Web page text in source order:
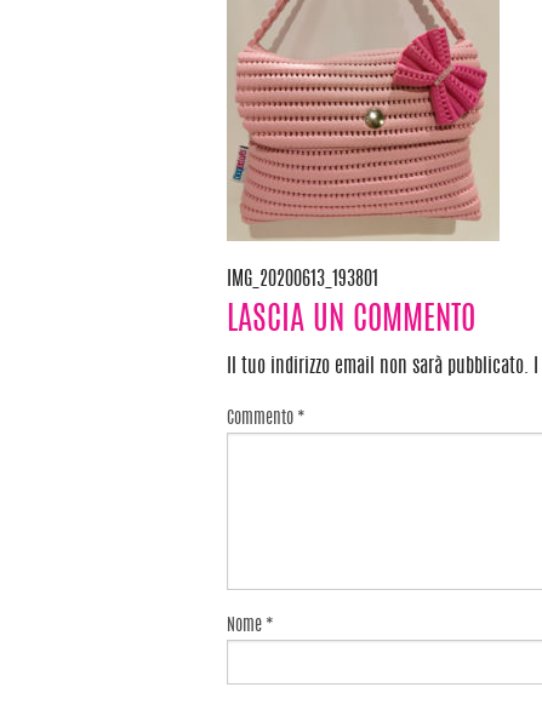
Navigazione
articoli
IMG_20200613_193801
LASCIA UN COMMENTO
Il tuo indirizzo email non sarà pubblicato.
Commento *
Nome *